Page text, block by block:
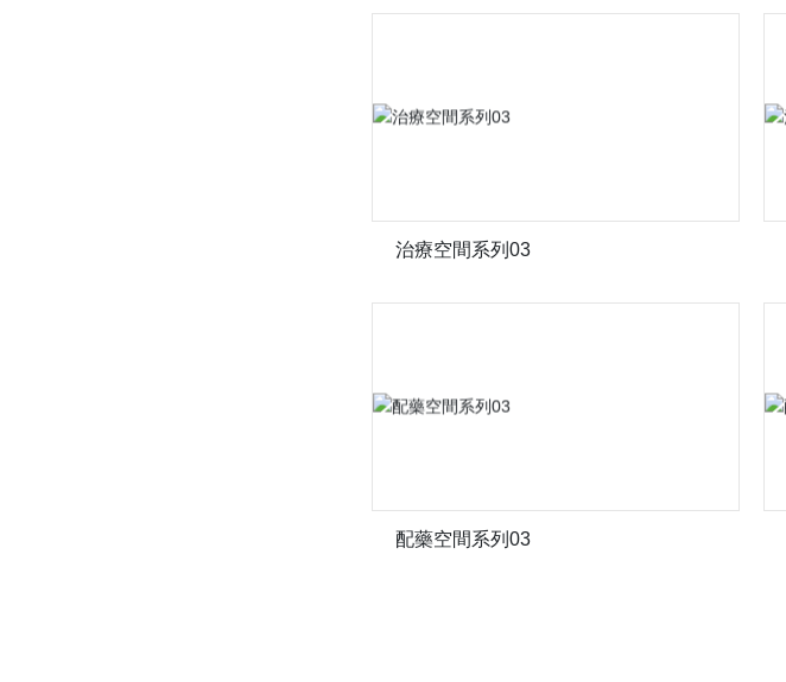
治療空間系列03
配藥空間系列03